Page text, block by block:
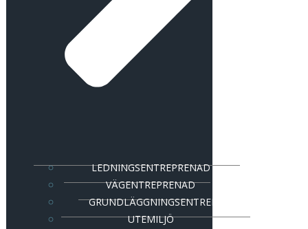
LEDNINGSENTREPRENAD
VÄGENTREPRENAD
GRUNDLÄGGNINGSENTREPRENAD
UTEMILJÖ